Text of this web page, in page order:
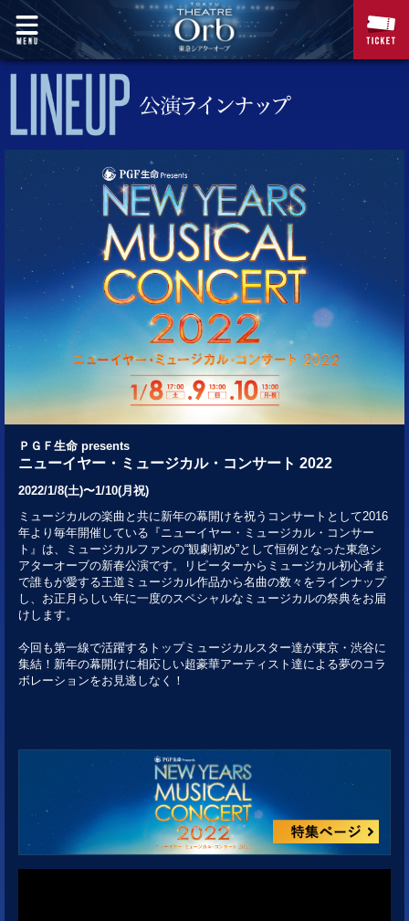
ＰＧＦ生命 presents
ニューイヤー・ミュージカル・コンサート 2022
2022/1/8(土)〜1/10(月祝)
ミュージカルの楽曲と共に新年の幕開けを祝うコンサートとして2016
年より毎年開催している『ニューイヤー・ミュージカル・コンサー
ト』は、ミュージカルファンの“観劇初め”として恒例となった東急シ
アターオーブの新春公演です。リピーターからミュージカル初心者ま
で誰もが愛する王道ミュージカル作品から名曲の数々をラインナップ
し、お正月らしい年に一度のスペシャルなミュージカルの祭典をお届
けします。
今回も第一線で活躍するトップミュージカルスター達が東京・渋谷に
集結！新年の幕開けに相応しい超豪華アーティスト達による夢のコラ
ボレーションをお見逃しなく！